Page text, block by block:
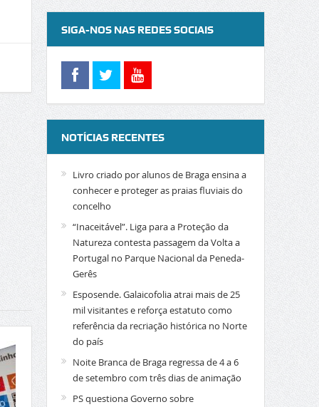
SIGA-NOS NAS REDES SOCIAIS
NOTÍCIAS RECENTES
Livro criado por alunos de Braga ensina a
conhecer e proteger as praias fluviais do
concelho
“Inaceitável”. Liga para a Proteção da
Natureza contesta passagem da Volta a
Portugal no Parque Nacional da Peneda-
Gerês
Esposende. Galaicofolia atrai mais de 25
mil visitantes e reforça estatuto como
referência da recriação histórica no Norte
do país
Noite Branca de Braga regressa de 4 a 6
de setembro com três dias de animação
PS questiona Governo sobre